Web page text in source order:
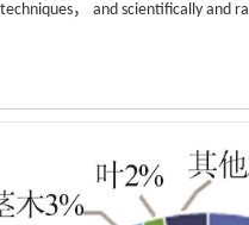
， and scientifically and